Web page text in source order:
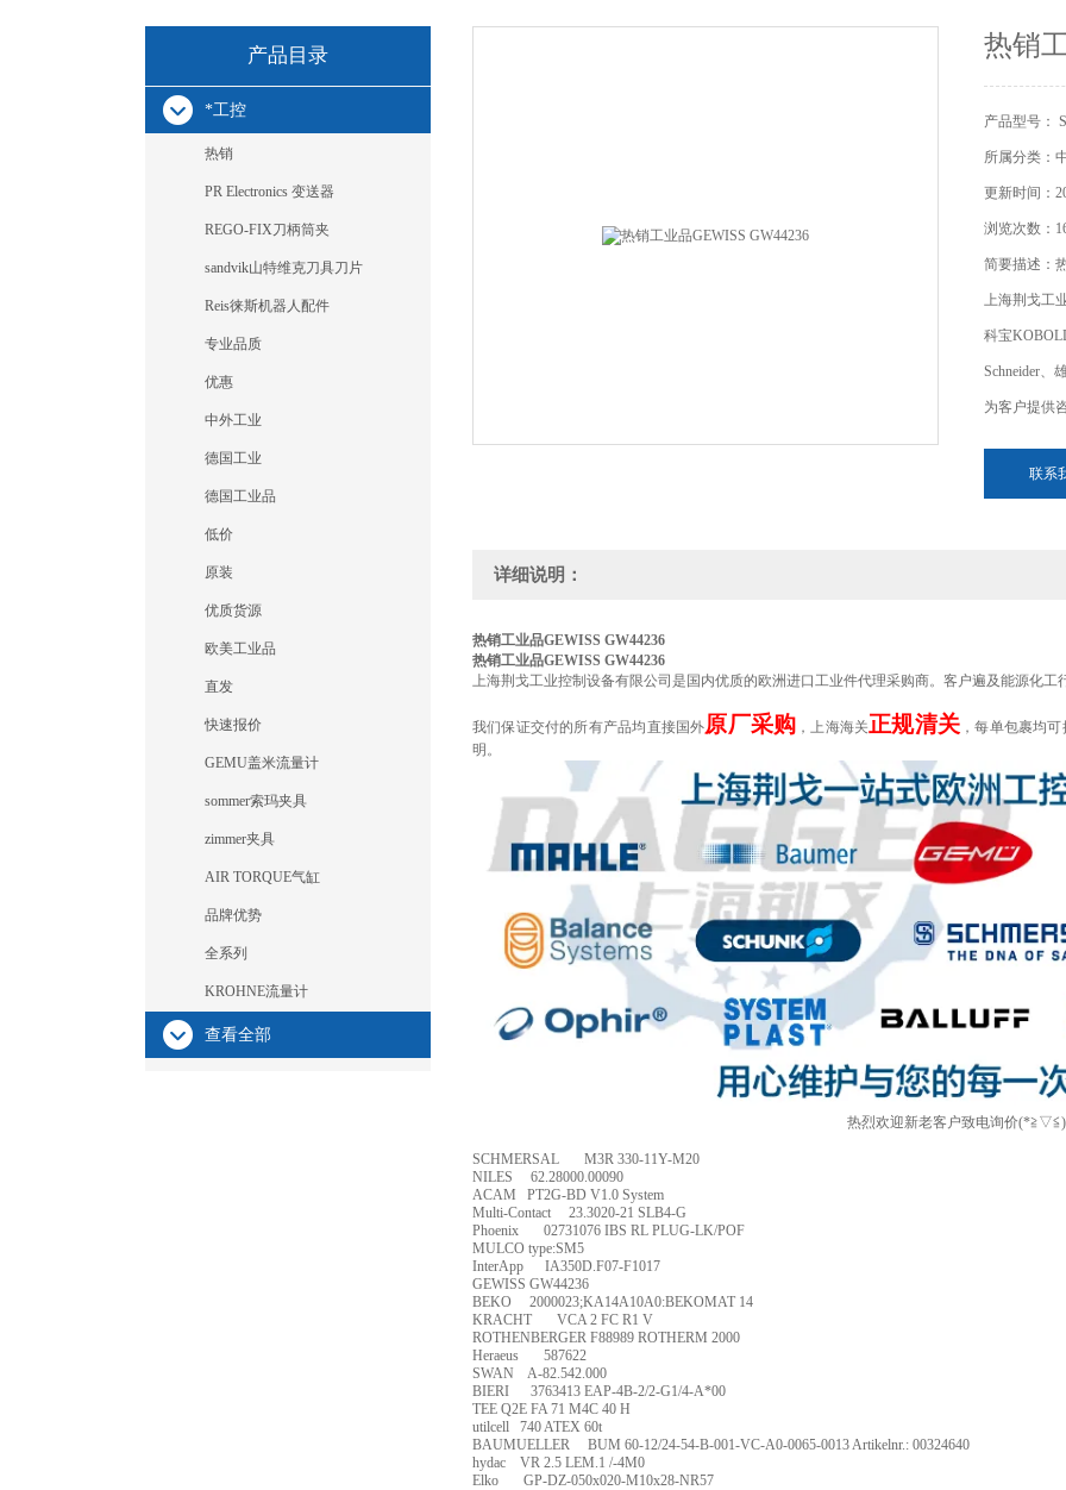
产品目录
*工控
热销
PR Electronics 变送器
REGO-FIX刀柄筒夹
sandvik山特维克刀具刀片
Reis徕斯机器人配件
专业品质
优惠
中外工业
德国工业
德国工业品
低价
原装
优质货源
欧美工业品
直发
快速报价
GEMU盖米流量计
sommer索玛夹具
zimmer夹具
AIR TORQUE气缸
品牌优势
全系列
KROHNE流量计
查看全部
热销
产品型号：
所属分类：
更新时间：
浏览次数：
简要描述：
上海荆戈工
科宝
Schneider、
为客户提供
联系
详细说明：
热销工业品GEWISS GW44236
热销工业品GEWISS GW44236
上海荆戈工业控制设备有限公司是国内优质的欧洲进口工业件代理采购商。客户遍及能源化
我们保证交付的所有产品均直接国外原厂采购 ，上海海关正规清关 ，每单包裹均
明。
热烈欢迎新老客户致电询价
SCHMERSAL
M3R 330-11Y-M20
NILES
62.28000.00090
ACAM
PT2G-BD V1.0 System
Multi-Contact
23.3020-21 SLB4-G
Phoenix
02731076 IBS RL PLUG-LK/POF
MULCO type:SM5
InterApp
IA350D.F07-F1017
GEWISS GW44236
BEKO
2000023;KA14A10A0:BEKOMAT 14
KRACHT
VCA 2 FC R1 V
ROTHENBERGER F88989 ROTHERM 2000
Heraeus
587622
SWAN
A-82.542.000
BIERI
3763413 EAP-4B-2/2-G1/4-A*00
TEE Q2E FA 71 M4C 40 H
utilcell
740 ATEX 60t
BAUMUELLER
BUM 60-12/24-54-B-001-VC-A0-0065-0013 Artikelnr.: 00324640
hydac
VR 2.5 LEM.1 /-4M0
Elko
GP-DZ-050x020-M10x28-NR57